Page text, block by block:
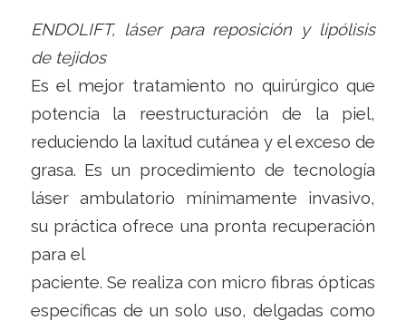
ENDOLIFT, láser para reposición y lipólisis
de tejidos
Es el mejor tratamiento no quirúrgico que
potencia la reestructuración de la piel,
reduciendo la laxitud cutánea y el exceso de
grasa. Es un procedimiento de tecnología
láser ambulatorio mínimamente invasivo,
su práctica ofrece una pronta recuperación
para el
paciente. Se realiza con micro fibras ópticas
específicas de un solo uso, delgadas como